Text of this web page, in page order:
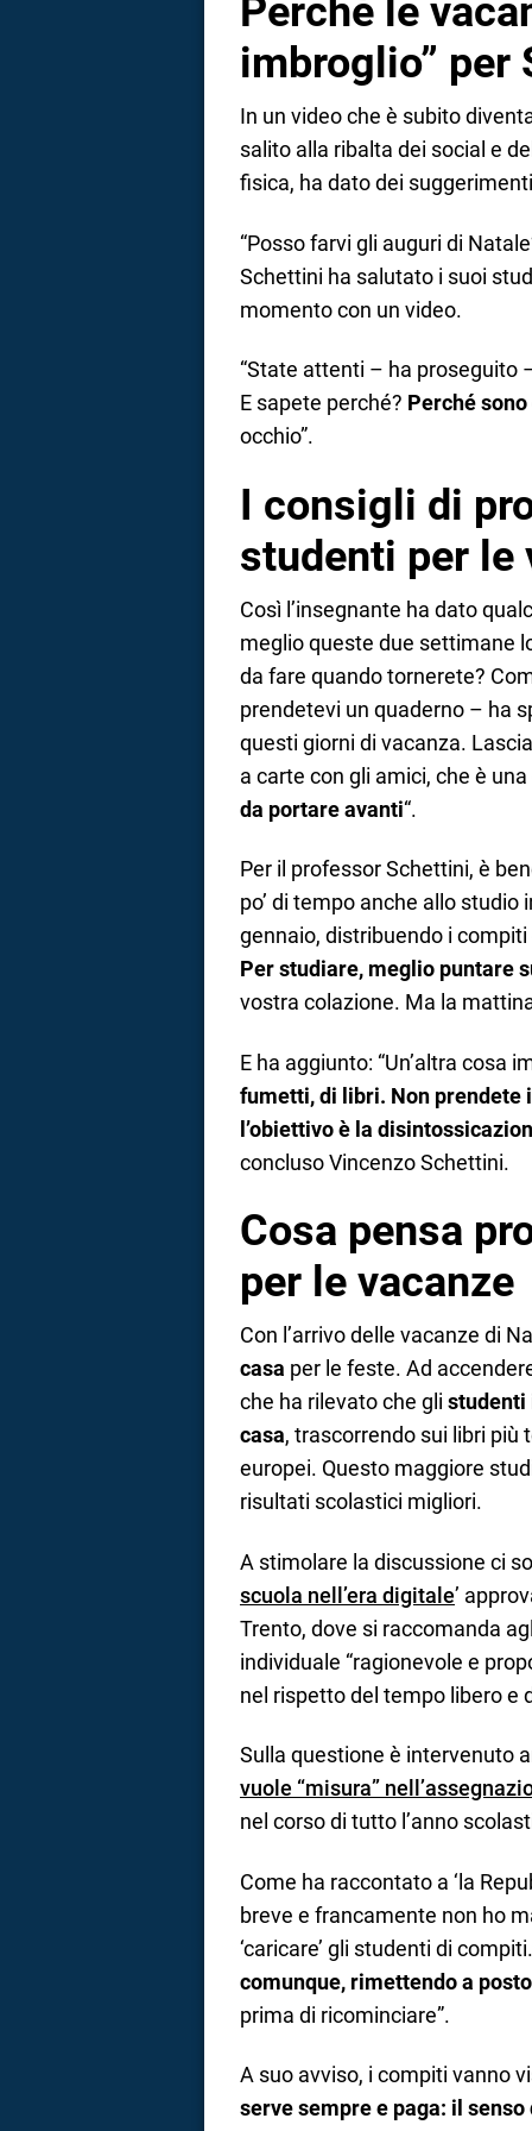
Perché le
imbroglio” per
In un video che è subito
salito alla ribalta dei social e
fisica, ha dato dei
“Posso farvi gli auguri di
Schettini ha salutato i suoi
momento con un video.
“State attenti – ha proseguito
E sapete perché? Perché
occhio”.
I consigli di
studenti per le
Così l’insegnante ha dato
meglio queste due settimane
da fare quando tornerete?
prendetevi un quaderno – ha
questi giorni di vacanza.
a carte con gli amici, che è
da portare avanti“.
Per il professor Schettini, è
po’ di tempo anche allo
gennaio, distribuendo i compiti
Per studiare, meglio puntare
vostra colazione. Ma la
E ha aggiunto: “Un’altra cosa
fumetti, di libri. Non prendete
l’obiettivo è la
concluso Vincenzo Schettini.
Cosa pensa
per le vacanze
Con l’arrivo delle vacanze di
casa per le feste. Ad
che ha rilevato che gli studenti
casa, trascorrendo sui libri più
europei. Questo maggiore
risultati scolastici migliori.
A stimolare la discussione ci
scuola nell’era digitale’
Trento, dove si raccomanda
individuale “ragionevole e
nel rispetto del tempo libero e
Sulla questione è intervenuto
vuole “misura”
nel corso di tutto l’anno
Come ha raccontato a ‘la
breve e francamente non ho
‘caricare’ gli studenti di
comunque, rimettendo a
prima di ricominciare”.
A suo avviso, i compiti vanno
serve sempre e paga: il senso